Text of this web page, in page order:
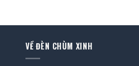
VỀ ĐÈN CHÙM XINH